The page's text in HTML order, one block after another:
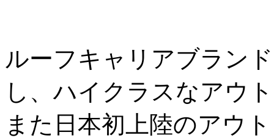
ルーフキャリアブラン
し、ハイクラスなアウ
また日本初上陸のアウ